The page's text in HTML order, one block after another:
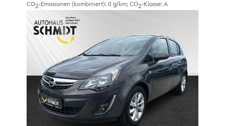
CO2-Emissionen (kombiniert): 0 g/km; CO2-Klasse: A